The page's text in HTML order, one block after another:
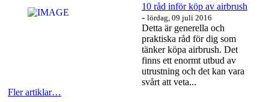
Läs mer…
10 råd inför köp av airbrush
- lördag, 09 juli 2016
Detta är generella och
praktiska råd för dig som
tänker köpa airbrush. Det
finns ett enormt utbud av
utrustning och det kan vara
svårt att veta...
Fler artiklar…